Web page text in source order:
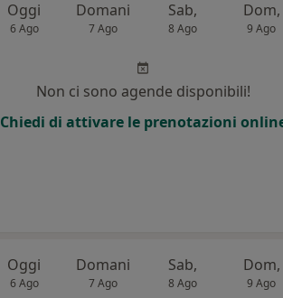
Oggi
6 Ago
Domani
7 Ago
Sab,
8 Ago
Dom,
9 Ago
Non ci sono agende disponibili!
Chiedi di attivare le prenotazioni
Oggi
6 Ago
Domani
7 Ago
Sab,
8 Ago
Dom,
9 Ago